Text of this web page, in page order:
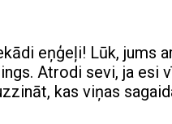
eņģeļi! Lūk, jums
Atrodi sevi, ja esi
kas viņas